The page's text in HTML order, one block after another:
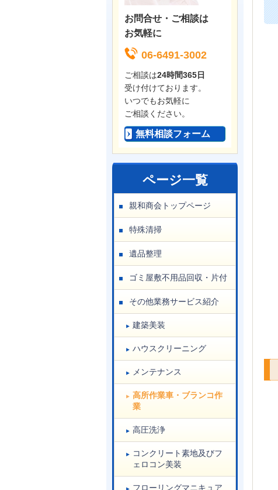
お問合せ・ご相談は
お気軽に
06-6491-3002
ご相談は24時間365日
受け付けております。
いつでもお気軽に
ご相談ください。
無料相談フォーム
ページ一覧
親和商会トップページ
特殊清掃
遺品整理
ゴミ屋敷不用品回収・片付
その他業務サービス紹介
建築美装
ハウスクリーニング
メンテナンス
高所作業車・ブランコ作
業
高圧洗浄
コンクリート素地及びフ
ェロコン美装
フローリングマニキュア